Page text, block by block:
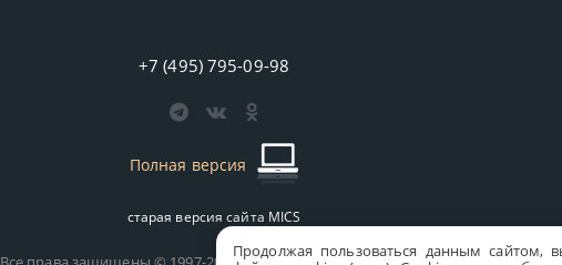
Продолжая пользоваться данным сайтом,
+7 (495) 795-09-98
Полная версия
старая версия сайта MICS